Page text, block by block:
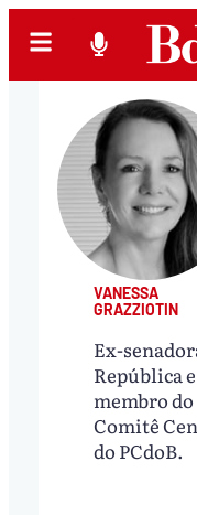
VANESSA
GRAZZIOTIN
Ex-
República e
membro do
Comitê
do PCdoB.